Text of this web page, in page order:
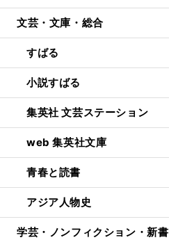
文芸・文庫・総合
すばる
小説すばる
集英社 文芸ステーション
web 集英社文庫
青春と読書
アジア人物史
学芸・ノンフィクション・新書